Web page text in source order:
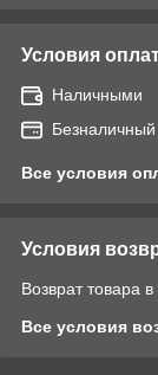
Условия
Наличными
Безналичный
Все условия
Условия
Возврат товара
Все условия